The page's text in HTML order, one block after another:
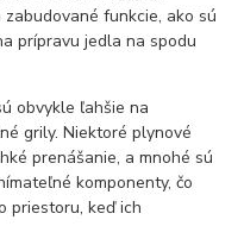
funkcie, ako sú
prípravu jedla na spodu
obvykle ľahšie na
grily. Niektoré plynové
prenášanie, a mnohé sú
komponenty, čo
priestoru, keď ich